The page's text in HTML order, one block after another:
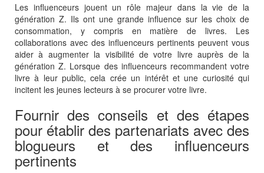
Les influenceurs jouent un rôle majeur dans la vie de la
génération Z. Ils ont une grande influence sur les choix de
consommation, y compris en matière de livres. Les
collaborations avec des influenceurs pertinents peuvent vous
aider à augmenter la visibilité de votre livre auprès de la
génération Z. Lorsque des influenceurs recommandent votre
livre à leur public, cela crée un intérêt et une curiosité qui
incitent les jeunes lecteurs à se procurer votre livre.
Fournir des conseils et des étapes
pour établir des partenariats avec des
blogueurs et des influenceurs
pertinents